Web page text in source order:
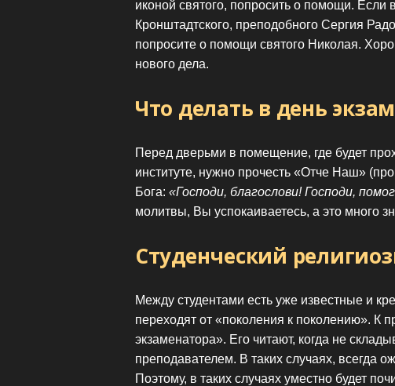
иконой святого, попросить о помощи. Если
Кронштадтского, преподобного Сергия
попросите о помощи святого Николая.
нового дела.
Что делать в день
Перед дверьми в помещение, где будет
институте, нужно прочесть «Отче Наш»
Бога: «Господи, благослови! Господи,
молитвы, Вы успокаиваетесь, а это много
Студенческий
Между студентами есть уже известные и
переходят от «поколения к поколению». К
экзаменатора». Его читают, когда не
преподавателем. В таких случаях, всегда
Поэтому, в таких случаях уместно будет